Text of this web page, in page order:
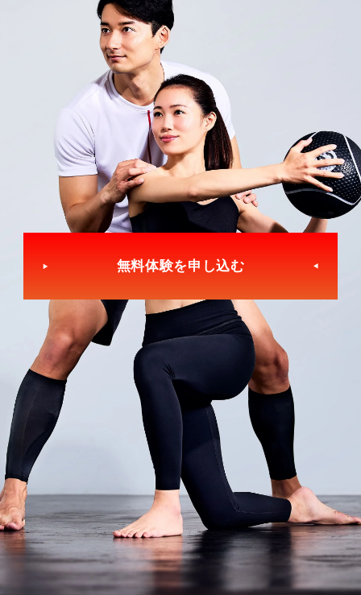
無料体験を申し込む